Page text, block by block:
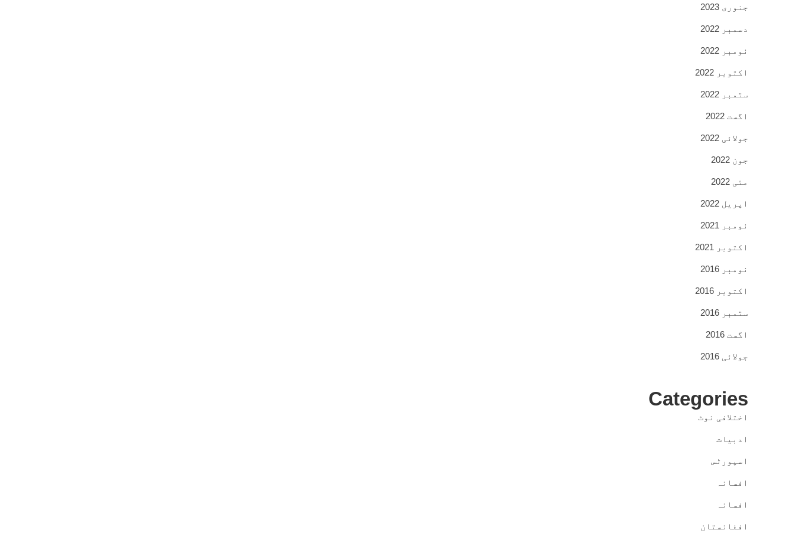
جنوری 2023
دسمبر 2022
نومبر 2022
اکتوبر 2022
ستمبر 2022
اگست 2022
جولائی 2022
جون 2022
مئی 2022
اپریل 2022
نومبر 2021
اکتوبر 2021
نومبر 2016
اکتوبر 2016
ستمبر 2016
اگست 2016
جولائی 2016
Categories
اختلافی نوٹ
ادبیات
اسپورٹس
افسانہ
افسانہ
افغانستان